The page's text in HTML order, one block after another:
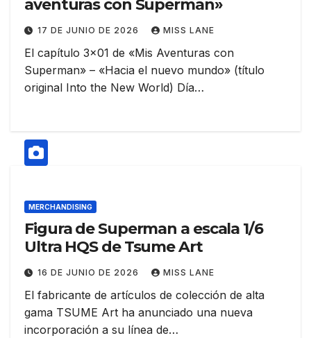
aventuras con Superman»
17 DE JUNIO DE 2026 MISS LANE
El capítulo 3×01 de «Mis Aventuras con
Superman» – «Hacia el nuevo mundo» (título
original Into the New World) Día…
MERCHANDISING
Figura de Superman a escala 1/6
Ultra HQS de Tsume Art
16 DE JUNIO DE 2026 MISS LANE
El fabricante de artículos de colección de alta
gama TSUME Art ha anunciado una nueva
incorporación a su línea de…